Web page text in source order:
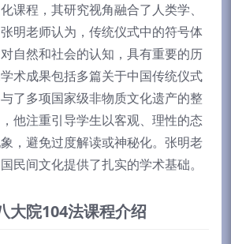
课程，其研究视角融合了人类学、
明老师认为，传统仪式中的符号体
自然和社会的认知，具有重要的历
术成果包括多篇关于中国传统仪式
了多项国家级非物质文化遗产的整
他注重引导学生以客观、理性的态
，避免过度解读或神秘化。张明老
民间文化提供了扎实的学术基础。
大院104法课程介绍